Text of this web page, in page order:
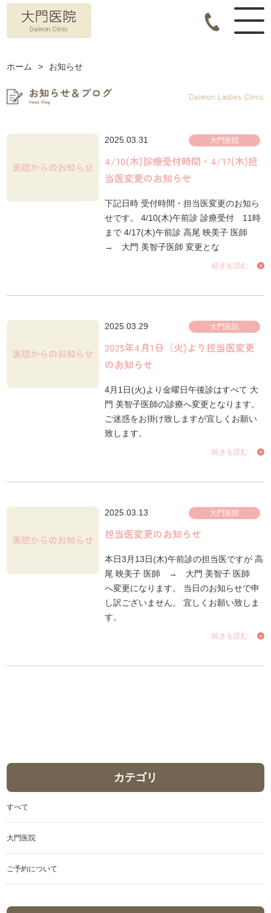
ホーム > お知らせ
2025.03.31 大門医院
4/10(木)診療受付時間・4/17(木)担
当医変更のお知らせ
下記日時 受付時間・担当医変更のお知ら
せです。 4/10(木)午前診 診療受付 11時
まで 4/17(木)午前診 高尾 映美子 医師
→ 大門 美智子医師 変更とな
続きを読む
2025.03.29 大門医院
2025年4月1日（火)より担当医変更
のお知らせ
4月1日(火)より金曜日午後診はすべて 大
門 美智子医師の診療へ変更となります。
ご迷惑をお掛け致しますが宜しくお願い
致します。
続きを読む
2025.03.13 大門医院
担当医変更のお知らせ
本日3月13日(木)午前診の担当医ですが 高
尾 映美子 医師 → 大門 美智子 医師
へ変更になります。 当日のお知らせで申
し訳ございません。 宜しくお願い致しま
す。
続きを読む
カテゴリ
すべて
大門医院
ご予約について